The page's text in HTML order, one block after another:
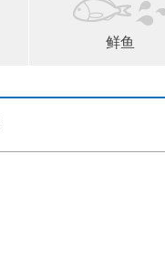
鲜鱼